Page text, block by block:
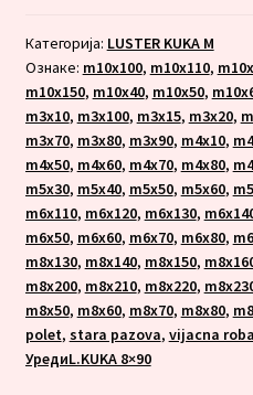
количина
Категорија: LUSTER KUKA M
Ознаке: m10x100, m10x110,
m10x150, m10x40, m10x50,
m3x10, m3x100, m3x15, m3x20,
m3x70, m3x80, m3x90, m4x10,
m4x50, m4x60, m4x70, m4x80,
m5x30, m5x40, m5x50, m5x60,
m6x110, m6x120, m6x130,
m6x50, m6x60, m6x70, m6x80,
m8x130, m8x140, m8x150,
m8x200, m8x210, m8x220,
m8x50, m8x60, m8x70, m8x80,
polet, stara pazova, vijacna roba
УредиL.KUKA 8×90